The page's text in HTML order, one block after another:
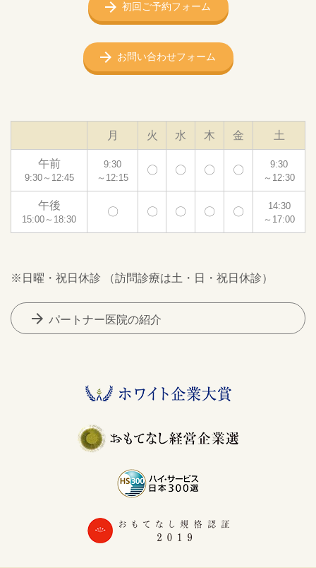
初回ご予約フォーム
お問い合わせフォーム
月 火 水 木 金 土
午前
9:30～12:45
9:30
～12:15
〇 〇 〇 〇
9:30
～12:30
午後
15:00～18:30
〇 〇 〇 〇 〇
14:30
～17:00
※日曜・祝日休診 （訪問診療は土・日・祝日休診）
arrow_forward パートナー医院の紹介